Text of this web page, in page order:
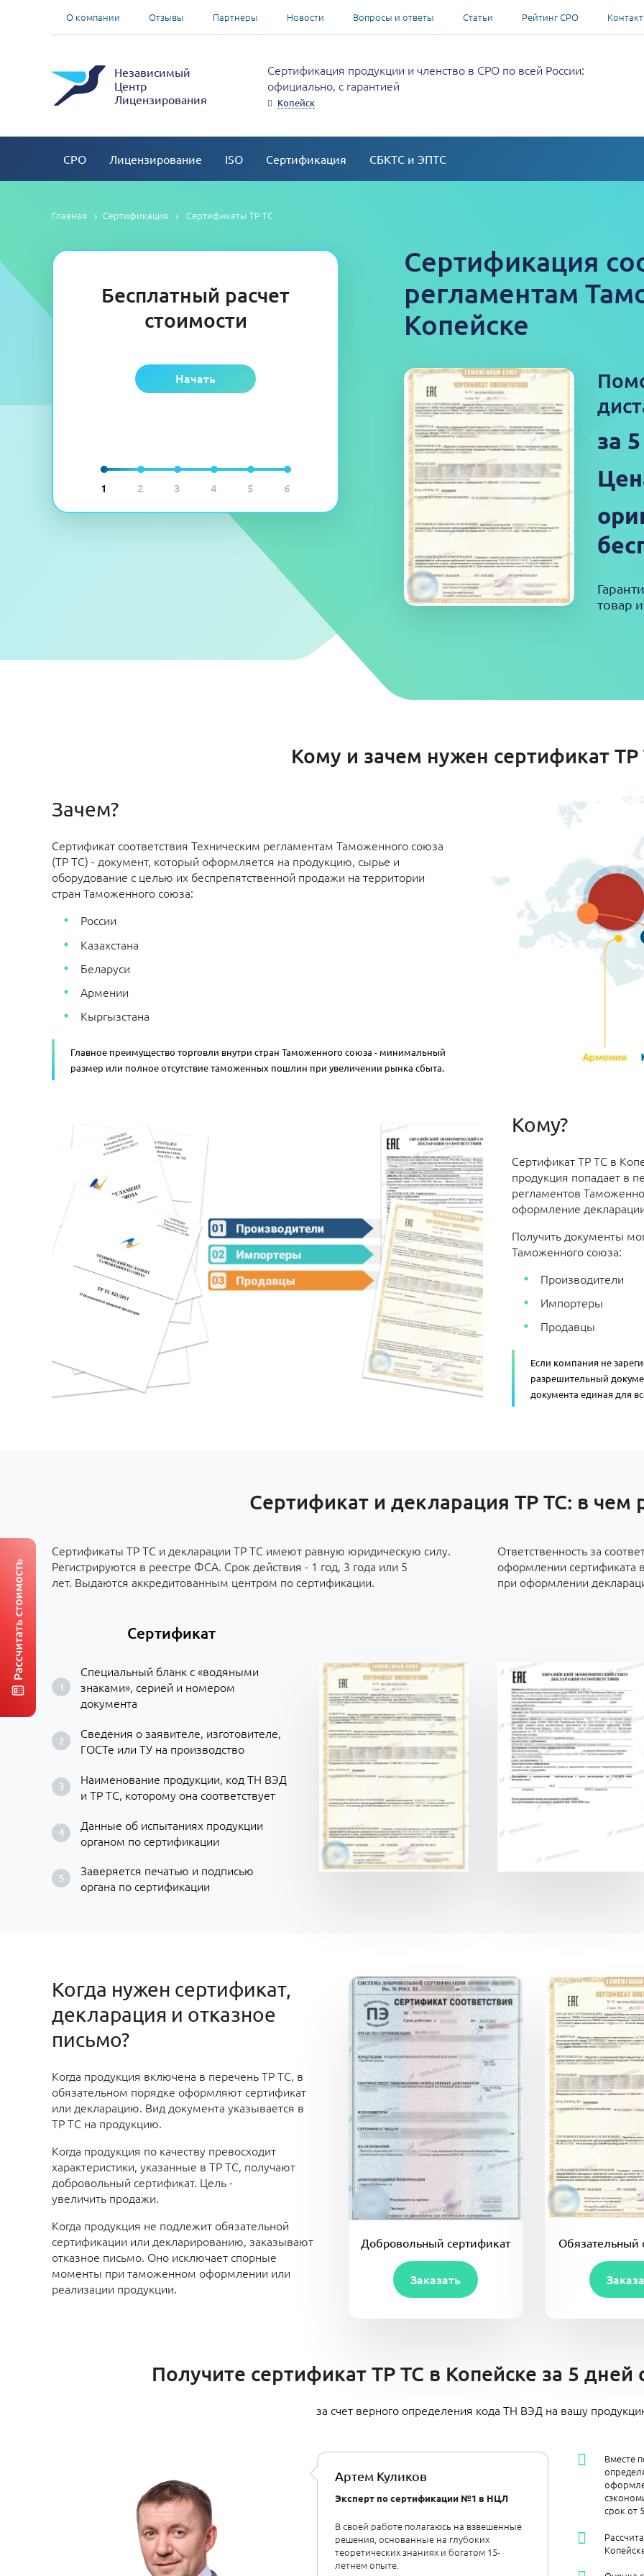
О компании Отзывы Партнеры Новости Вопросы и ответы Статьи Рейтинг СРО
Независимый
Центр
Лицензирования
Сертификация продукции и членство в СРО по всей России:
официально, с гарантией
Копейск
СРО Лицензирование ISO Сертификация СБКТС и ЭПТС
Главная Сертификация Сертификаты ТР ТС
1 2 3 4 5 6
Бесплатный расчет
стоимости
Начать
Сертификация
регламентам
Копейске
за
товар
Кому и зачем нужен сертификат ТР
Зачем?
Сертификат соответствия Техническим регламентам Таможенного союза
(ТР ТС) - документ, который оформляется на продукцию, сырье и
оборудование с целью их беспрепятственной продажи на территории
стран Таможенного союза:
России
Казахстана
Беларуси
Армении
Кыргызстана
Главное преимущество торговли внутри стран Таможенного союза - минимальный
размер или полное отсутствие таможенных пошлин при увеличении рынка сбыта.
Кому?
Сертификат ТР ТС в
продукция попадает в
регламентов
оформление
Получить документы
Таможенного союза:
Производители
Импортеры
Продавцы
Если компания не
разрешительный
документа единая для
Сертификат и декларация ТР ТС: в чем
Сертификаты ТР ТС и декларации ТР ТС имеют равную юридическую силу.
Регистрируются в реестре ФСА. Срок действия - 1 год, 3 года или 5
лет. Выдаются аккредитованным центром по сертификации.
Ответственность за
оформлении сертификата
при оформлении
Сертификат
Специальный бланк с «водяными
знаками», серией и номером
документа
Сведения о заявителе, изготовителе,
ГОСТе или ТУ на производство
Наименование продукции, код ТН ВЭД
и ТР ТС, которому она соответствует
Данные об испытаниях продукции
органом по сертификации
Заверяется печатью и подписью
органа по сертификации
Когда нужен сертификат,
декларация и отказное
письмо?
Когда продукция включена в перечень ТР ТС, в
обязательном порядке оформляют сертификат
или декларацию. Вид документа указывается в
ТР ТС на продукцию.
Когда продукция по качеству превосходит
характеристики, указанные в ТР ТС, получают
добровольный сертификат. Цель -
увеличить продажи.
Когда продукция не подлежит обязательной
сертификации или декларированию, заказывают
отказное письмо. Оно исключает спорные
моменты при таможенном оформлении или
реализации продукции.
Добровольный сертификат
Заказать
Обязательный
Получите сертификат ТР ТС в Копейске за 5 дней
за счет верного определения кода ТН ВЭД на вашу
Артем Куликов
Эксперт по сертификации №1 в НЦЛ
В своей работе полагаюсь на взвешенные
решения, основанные на глубоких
теоретических знаниях и богатом 15-
летнем опыте.
Вместе
срок от